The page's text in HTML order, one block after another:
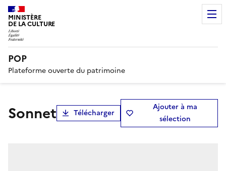
MINISTÈRE
DE LA CULTURE
POP
Plateforme ouverte du patrimoine
Sonnet Télécharger
Ajouter à ma
sélection